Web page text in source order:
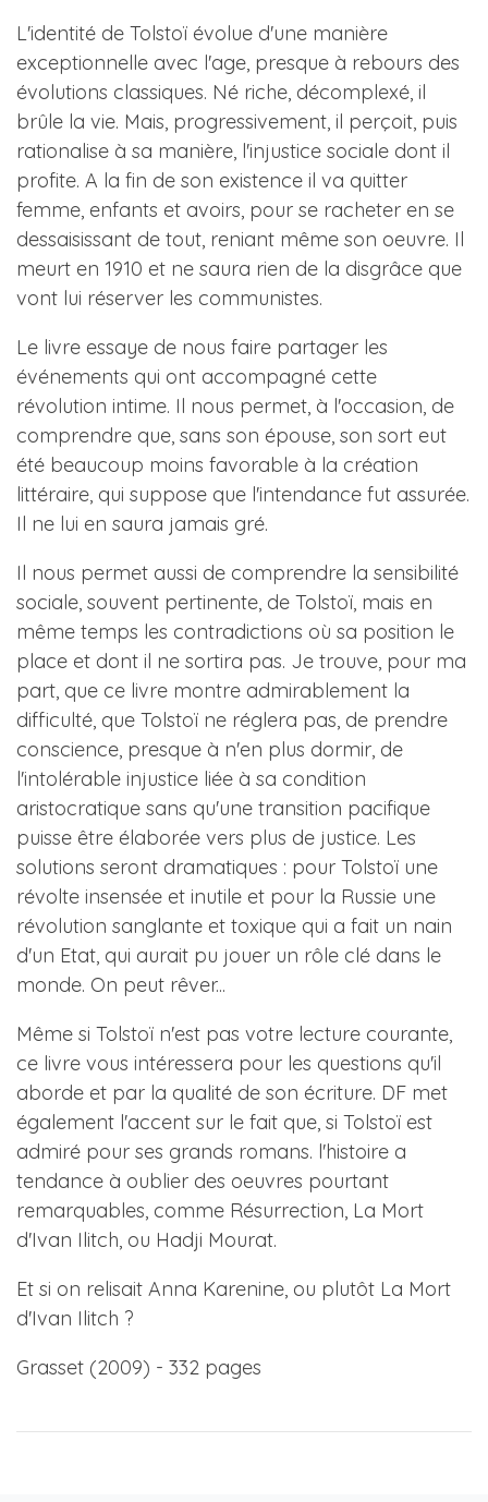
L'identité de Tolstoï évolue d'une manière
exceptionnelle avec l'age, presque à rebours des
évolutions classiques. Né riche, décomplexé, il
brûle la vie. Mais, progressivement, il perçoit, puis
rationalise à sa manière, l'injustice sociale dont il
profite. A la fin de son existence il va quitter
femme, enfants et avoirs, pour se racheter en se
dessaisissant de tout, reniant même son oeuvre. Il
meurt en 1910 et ne saura rien de la disgrâce que
vont lui réserver les communistes.
Le livre essaye de nous faire partager les
événements qui ont accompagné cette
révolution intime. Il nous permet, à l'occasion, de
comprendre que, sans son épouse, son sort eut
été beaucoup moins favorable à la création
littéraire, qui suppose que l'intendance fut assurée.
Il ne lui en saura jamais gré.
Il nous permet aussi de comprendre la sensibilité
sociale, souvent pertinente, de Tolstoï, mais en
même temps les contradictions où sa position le
place et dont il ne sortira pas. Je trouve, pour ma
part, que ce livre montre admirablement la
difficulté, que Tolstoï ne réglera pas, de prendre
conscience, presque à n'en plus dormir, de
l'intolérable injustice liée à sa condition
aristocratique sans qu'une transition pacifique
puisse être élaborée vers plus de justice. Les
solutions seront dramatiques : pour Tolstoï une
révolte insensée et inutile et pour la Russie une
révolution sanglante et toxique qui a fait un nain
d'un Etat, qui aurait pu jouer un rôle clé dans le
monde. On peut rêver...
Même si Tolstoï n'est pas votre lecture courante,
ce livre vous intéressera pour les questions qu'il
aborde et par la qualité de son écriture. DF met
également l'accent sur le fait que, si Tolstoï est
admiré pour ses grands romans. l'histoire a
tendance à oublier des oeuvres pourtant
remarquables, comme Résurrection, La Mort
d'Ivan Ilitch, ou Hadji Mourat.
Et si on relisait Anna Karenine, ou plutôt La Mort
d'Ivan Ilitch ?
Grasset (2009) - 332 pages